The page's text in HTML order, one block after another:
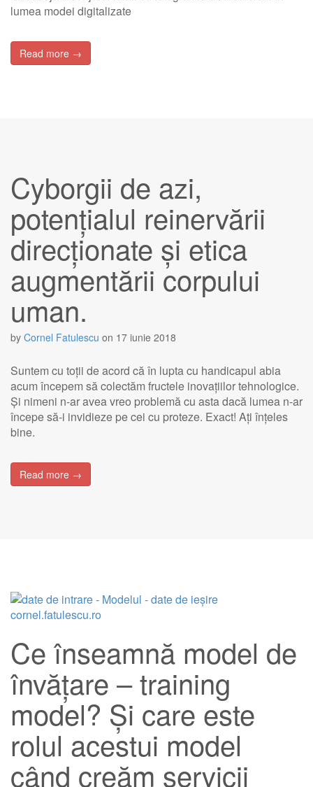
lumea modei digitalizate
Read more →
Cyborgii de azi,
potențialul reinervării
direcționate și etica
augmentării corpului
uman.
by Cornel Fatulescu on 17 iunie 2018
Suntem cu toții de acord că în lupta cu handicapul abia
acum începem să colectăm fructele inovațiilor tehnologice.
Și nimeni n-ar avea vreo problemă cu asta dacă lumea n-ar
începe să-i invidieze pe cei cu proteze. Exact! Ați înțeles
bine.
Read more →
Ce înseamnă model de
învățare – training
model? Și care este
rolul acestui model
când creăm servicii